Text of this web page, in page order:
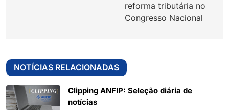
reforma tributária no
Congresso Nacional
NOTÍCIAS RELACIONADAS
Clipping ANFIP: Seleção diária de
notícias